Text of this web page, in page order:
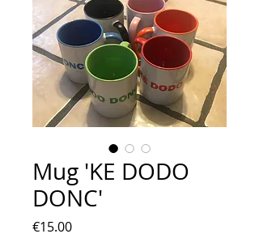
Mug 'KE DODO
DONC'
€15.00Prix